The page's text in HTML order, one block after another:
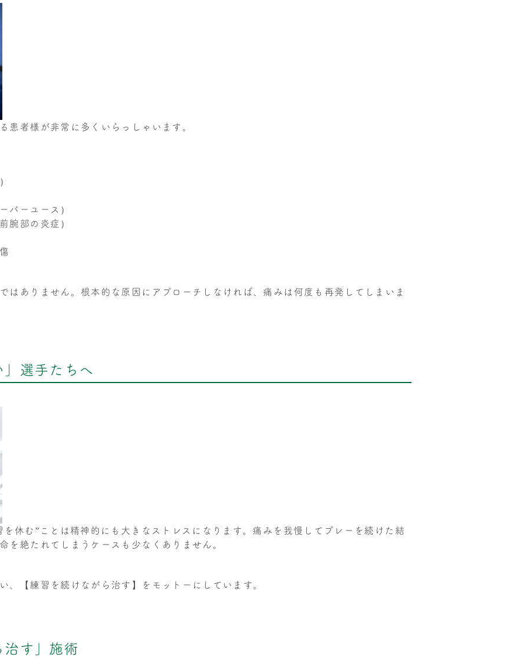
患者様が非常に多くいらっしゃいます。
バーユース）
腕部の炎症）
はありません。根本的な原因にアプローチしなければ、痛みは何度も再発してしまいま
」選手たちへ
休む”ことは精神的にも大きなストレスになります。痛みを我慢してプレーを続けた結
を絶たれてしまうケースも少なくありません。
、【練習を続けながら治す】をモットーにしています。
す」施術